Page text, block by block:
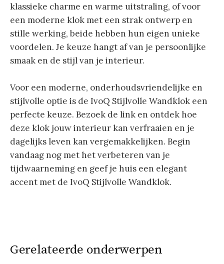
klassieke charme en warme uitstraling, of voor
een moderne klok met een strak ontwerp en
stille werking, beide hebben hun eigen unieke
voordelen. Je keuze hangt af van je persoonlijke
smaak en de stijl van je interieur.
Voor een moderne, onderhoudsvriendelijke en
stijlvolle optie is de IvoQ Stijlvolle Wandklok een
perfecte keuze. Bezoek de link en ontdek hoe
deze klok jouw interieur kan verfraaien en je
dagelijks leven kan vergemakkelijken. Begin
vandaag nog met het verbeteren van je
tijdwaarneming en geef je huis een elegant
accent met de IvoQ Stijlvolle Wandklok.
Gerelateerde onderwerpen